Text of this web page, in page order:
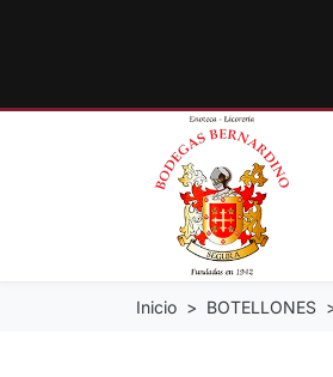
Inicio BOTELLONES